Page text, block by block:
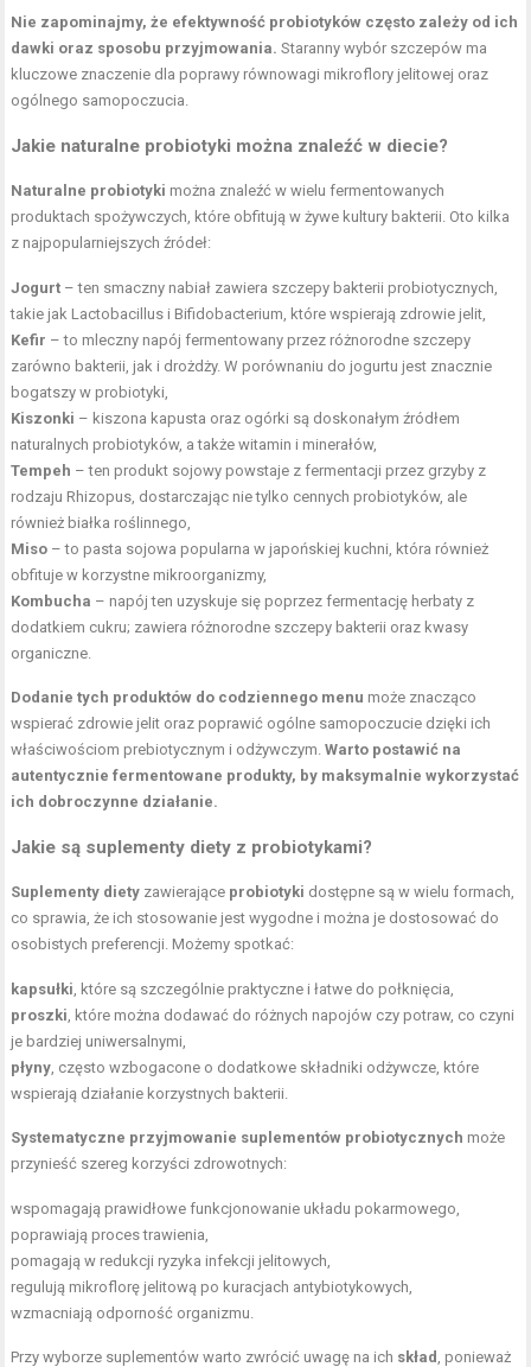
Nie zapominajmy, że efektywność probiotyków często zależy od ich
dawki oraz sposobu przyjmowania. Staranny wybór szczepów ma
kluczowe znaczenie dla poprawy równowagi mikroflory jelitowej oraz
ogólnego samopoczucia.
Jakie naturalne probiotyki można znaleźć w diecie?
Naturalne probiotyki można znaleźć w wielu fermentowanych
produktach spożywczych, które obfitują w żywe kultury bakterii. Oto kilka
z najpopularniejszych źródeł:
Jogurt – ten smaczny nabiał zawiera szczepy bakterii probiotycznych,
takie jak Lactobacillus i Bifidobacterium, które wspierają zdrowie jelit,
Kefir – to mleczny napój fermentowany przez różnorodne szczepy
zarówno bakterii, jak i drożdży. W porównaniu do jogurtu jest znacznie
bogatszy w probiotyki,
Kiszonki – kiszona kapusta oraz ogórki są doskonałym źródłem
naturalnych probiotyków, a także witamin i minerałów,
Tempeh – ten produkt sojowy powstaje z fermentacji przez grzyby z
rodzaju Rhizopus, dostarczając nie tylko cennych probiotyków, ale
również białka roślinnego,
Miso – to pasta sojowa popularna w japońskiej kuchni, która również
obfituje w korzystne mikroorganizmy,
Kombucha – napój ten uzyskuje się poprzez fermentację herbaty z
dodatkiem cukru; zawiera różnorodne szczepy bakterii oraz kwasy
organiczne.
Dodanie tych produktów do codziennego menu może znacząco
wspierać zdrowie jelit oraz poprawić ogólne samopoczucie dzięki ich
właściwościom prebiotycznym i odżywczym.Warto postawić na
autentycznie fermentowane produkty, by maksymalnie wykorzystać
ich dobroczynne działanie.
Jakie są suplementy diety z probiotykami?
Suplementy diety zawierające probiotyki dostępne są w wielu formach,
co sprawia, że ich stosowanie jest wygodne i można je dostosować do
osobistych preferencji. Możemy spotkać:
kapsułki , które są szczególnie praktyczne i łatwe do połknięcia,
proszki , które można dodawać do różnych napojów czy potraw, co czyni
je bardziej uniwersalnymi,
płyny , często wzbogacone o dodatkowe składniki odżywcze, które
wspierają działanie korzystnych bakterii.
Systematyczne przyjmowanie suplementów probiotycznych może
przynieść szereg korzyści zdrowotnych:
wspomagają prawidłowe funkcjonowanie układu pokarmowego,
poprawiają proces trawienia,
pomagają w redukcji ryzyka infekcji jelitowych,
regulują mikroflorę jelitową po kuracjach antybiotykowych,
wzmacniają odporność organizmu
Przy wyborze suplementów warto zwrócić uwagę na ich skład
, ponieważ